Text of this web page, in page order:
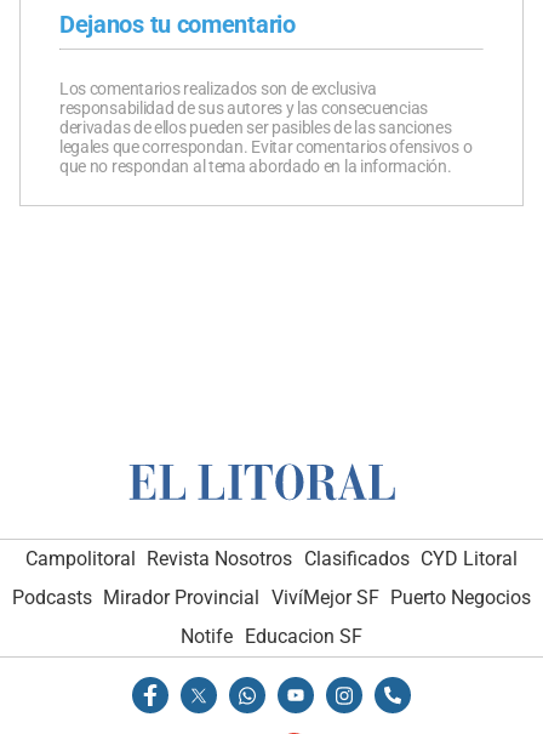
Dejanos tu comentario
Los comentarios realizados son de exclusiva
responsabilidad de sus autores y las consecuencias
derivadas de ellos pueden ser pasibles de las sanciones
legales que correspondan. Evitar comentarios ofensivos o
que no respondan al tema abordado en la información.
Campolitoral Revista Nosotros Clasificados CYD Litoral
Podcasts Mirador Provincial VivíMejor SF Puerto Negocios
Notife Educacion SF